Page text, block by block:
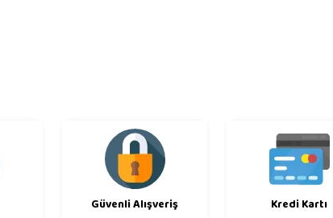
Güvenli Alışveriş Kredi Kartı